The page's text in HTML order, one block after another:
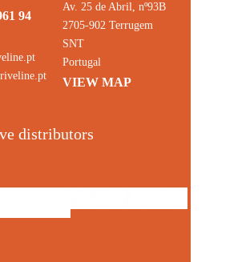
94
Av. 25 de Abril, nº93B
2705-902 Terrugem
SNT
Portugal
VIEW MAP
distributors